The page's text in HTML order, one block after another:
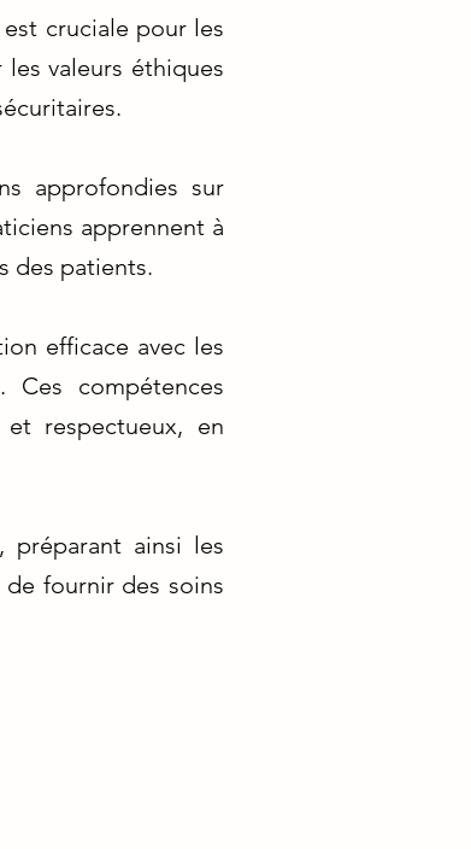
cruciale pour les
valeurs éthiques
approfondies sur
apprennent à
des patients.
efficace avec les
compétences
respectueux, en
ainsi les
fournir des soins